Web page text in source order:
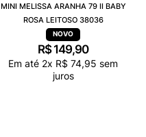
MINI MELISSA ARANHA 79 II BABY
ROSA LEITOSO 38036
R$ 149,90
Em até 2x R$ 74,95 sem
juros